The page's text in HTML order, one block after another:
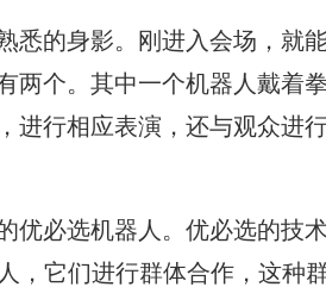
悉的身影。刚进入会场，就
个。其中一个机器人戴着
进行相应表演，还与观众进
优必选机器人。优必选的技
，它们进行群体合作，这种